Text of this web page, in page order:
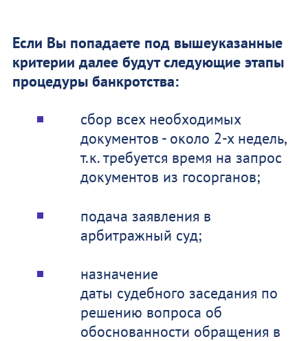
Если Вы попадаете под вышеуказанные
критерии далее будут следующие этапы
процедуры банкротства:
сбор всех необходимых
документов - около 2-х недель,
т.к. требуется время на запрос
документов из госорганов;
подача заявления в
арбитражный суд;
назначение
даты судебного заседания по
решению вопроса об
обоснованности обращения в